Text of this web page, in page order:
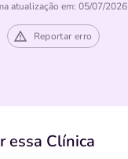
atualização em: 05/07/2026
Reportar erro
essa Clínica